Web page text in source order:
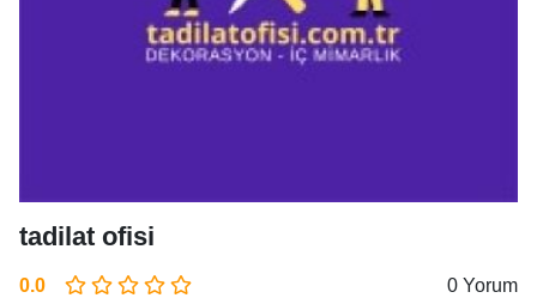
tadilat ofisi
0.0 0 Yorum